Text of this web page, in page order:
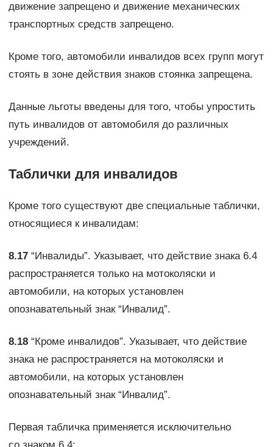
движение запрещено и движение механических
транспортных средств запрещено.
Кроме того, автомобили инвалидов всех групп могут
стоять в зоне действия знаков стоянка запрещена.
Данные льготы введены для того, чтобы упростить
путь инвалидов от автомобиля до различных
учреждений.
Таблички для инвалидов
Кроме того существуют две специальные таблички,
относящиеся к инвалидам:
8.17“Инвалиды”. Указывает, что действие знака 6.4
распространяется только на мотоколяски и
автомобили, на которых установлен
опознавательный знак “Инвалид”.
8.18“Кроме инвалидов”. Указывает, что действие
знака не распространяется на мотоколяски и
автомобили, на которых установлен
опознавательный знак “Инвалид”.
Первая табличка применяется исключительно